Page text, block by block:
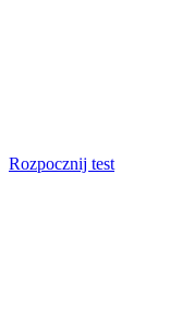
Rozpocznij test